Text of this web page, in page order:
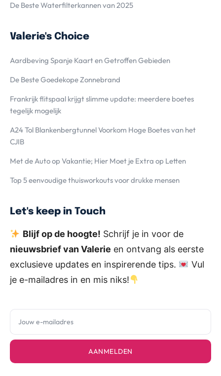
De Beste Waterfilterkannen van 2025
Valerie's Choice
Aardbeving Spanje Kaart en Getroffen Gebieden
De Beste Goedekope Zonnebrand
Frankrijk flitspaal krijgt slimme update: meerdere boetes
tegelijk mogelijk
A24 Tol Blankenbergtunnel Voorkom Hoge Boetes van het
CJIB
Met de Auto op Vakantie; Hier Moet je Extra op Letten
Top 5 eenvoudige thuisworkouts voor drukke mensen
Let's keep in Touch
Blijf op de hoogte! Schrijf je in voor de
nieuwsbrief van Valerie en ontvang als eerste
exclusieve updates en inspirerende tips.
Vul
je e-mailadres in en mis niks!
AANMELDEN